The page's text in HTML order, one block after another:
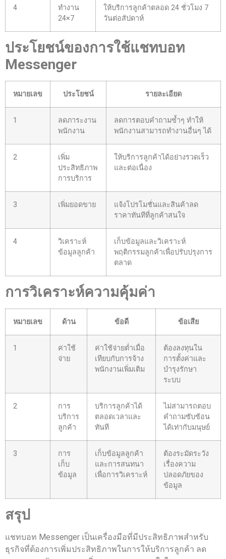
4
ทำงาน
24×7
ให้บริการลูกค้าตลอด 24 ชั่วโมง 7
วันต่อสัปดาห์
ประโยชน์ของการใช้แชทบอท
Messenger
หมายเลข ประโยชน์ รายละเอียด
1
ลดภาระงาน
พนักงาน
ลดการตอบคำถามซ้ำๆ ทำให้
พนักงานสามารถทำงานอื่นๆ ได้
2
เพิ่ม
ประสิทธิภาพ
การบริการ
ให้บริการลูกค้าได้อย่างรวดเร็ว
และต่อเนื่อง
3 เพิ่มยอดขาย
แจ้งโปรโมชั่นและสินค้าลด
ราคาทันทีที่ลูกค้าสนใจ
4
วิเคราะห์
ข้อมูลลูกค้า
เก็บข้อมูลและวิเคราะห์
พฤติกรรมลูกค้าเพื่อปรับปรุงการ
ตลาด
การวิเคราะห์ความคุ้มค่า
หมายเลข ด้าน ข้อดี ข้อเสีย
1
ค่าใช้
จ่าย
ค่าใช้จ่ายต่ำเมื่อ
เทียบกับการจ้าง
พนักงานเพิ่มเติม
ต้องลงทุนใน
การตั้งค่าและ
บำรุงรักษา
ระบบ
2
การ
บริการ
ลูกค้า
บริการลูกค้าได้
ตลอดเวลาและ
ทันที
ไม่สามารถตอบ
คำถามซับซ้อน
ได้เท่ากับมนุษย์
3
การ
เก็บ
ข้อมูล
เก็บข้อมูลลูกค้า
และการสนทนา
เพื่อการวิเคราะห์
ต้องระมัดระวัง
เรื่องความ
ปลอดภัยของ
ข้อมูล
สรุป
แชทบอท Messenger เป็นเครื่องมือที่มีประสิทธิภาพสำหรับ
ธุรกิจที่ต้องการเพิ่มประสิทธิภาพในการให้บริการลูกค้า ลด